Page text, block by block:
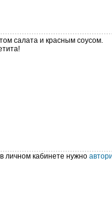
салата и красным соусом.
личном кабинете нужно